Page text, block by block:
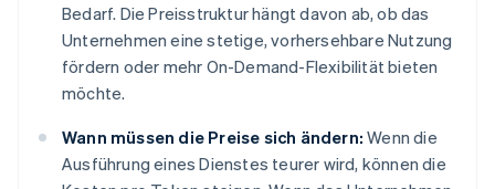
Bedarf. Die Preisstruktur hängt davon ab, ob das
Unternehmen eine stetige, vorhersehbare Nutzung
fördern oder mehr On-Demand-Flexibilität bieten
möchte.
Wann müssen die Preise sich ändern: Wenn die
Ausführung eines Dienstes teurer wird, können die